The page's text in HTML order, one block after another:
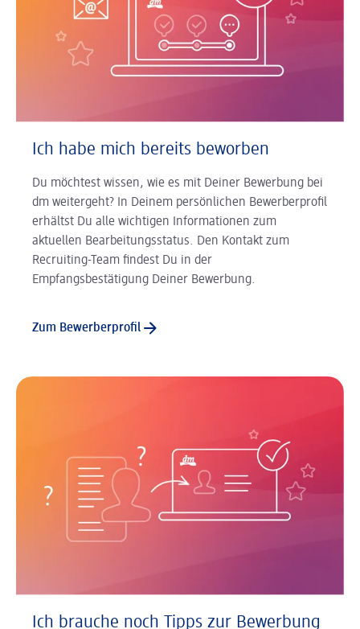
Ich habe mich bereits beworben
Du möchtest wissen, wie es mit Deiner Bewerbung bei
dm weitergeht? In Deinem persönlichen Bewerberprofil
erhältst Du alle wichtigen Informationen zum
aktuellen Bearbeitungsstatus. Den Kontakt zum
Recruiting-Team findest Du in der
Empfangsbestätigung Deiner Bewerbung.
Zum Bewerberprofil
Ich brauche noch Tipps zur Bewerbung